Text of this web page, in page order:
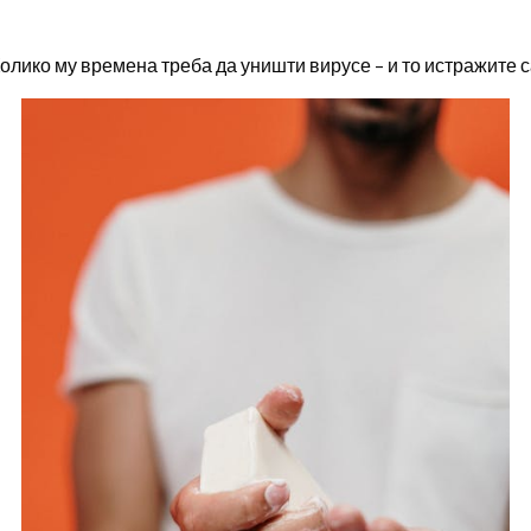
му времена треба да уништи вирусе – и то истражите